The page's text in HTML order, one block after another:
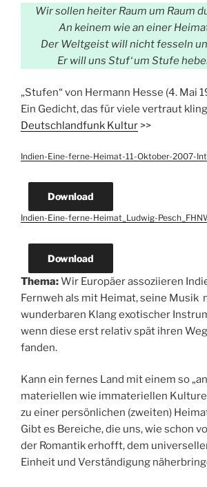
Wir sollen heiter Raum um Raum
An keinem wie an einer
Der Weltgeist will nicht fesseln
Er will uns Stuf‘ um Stufe
„Stufen“ von Hermann Hesse (4. Mai
Ein Gedicht, das für viele vertraut
Deutschlandfunk Kultur >>
Indien-Eine-ferne-Heimat-11-Oktober-2007-
Download
Indien-Eine-ferne-Heimat_Ludwig-
Download
Thema:Wir Europäer assoziieren
Fernweh als mit Heimat, seine Musik
wunderbaren Klang exotischer
wenn diese erst relativ spät ihren
fanden.
Kann ein fernes Land mit einem so
materiellen wie immateriellen
zu einer persönlichen (zweiten)
Gibt es Bereiche, die uns, wie schon
der Romantik erhofft, dem
Einheit und Verständigung